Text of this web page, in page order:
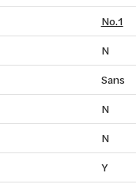
No.1
N
Sans
N
N
Y